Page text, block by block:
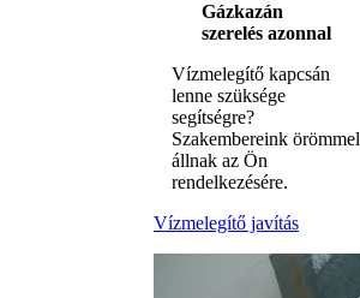
Gázkazán
szerelés azonnal
Vízmelegítő kapcsán
lenne szüksége
segítségre?
Szakembereink örömmel
állnak az Ön
rendelkezésére.
Vízmelegítő javítás